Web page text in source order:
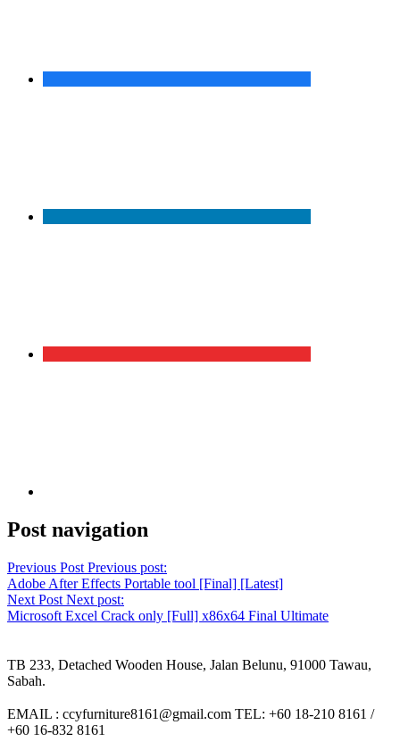
Post navigation
Previous Post Previous post:
Adobe After Effects Portable tool [Final] [Latest]
Next Post Next post:
Microsoft Excel Crack only [Full] x86x64 Final Ultimate
TB 233, Detached Wooden House, Jalan Belunu, 91000 Tawau,
Sabah.
EMAIL : ccyfurniture8161@gmail.com TEL: +60 18-210 8161 /
+60 16-832 8161